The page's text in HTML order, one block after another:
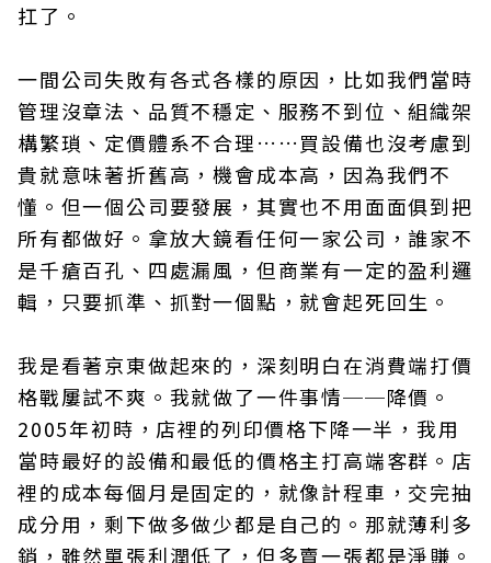
扛了。
一間公司失敗有各式各樣的原因，比如我們當時
管理沒章法、品質不穩定、服務不到位、組織架
構繁瑣、定價體系不合理……買設備也沒考慮到
貴就意味著折舊高，機會成本高，因為我們不
懂。但一個公司要發展，其實也不用面面俱到把
所有都做好。拿放大鏡看任何一家公司，誰家不
是千瘡百孔、四處漏風，但商業有一定的盈利邏
輯，只要抓準、抓對一個點，就會起死回生。
我是看著京東做起來的，深刻明白在消費端打價
格戰屢試不爽。我就做了一件事情──降價。
2005年初時，店裡的列印價格下降一半，我用
當時最好的設備和最低的價格主打高端客群。店
裡的成本每個月是固定的，就像計程車，交完抽
成分用，剩下做多做少都是自己的。那就薄利多
銷，雖然單張利潤低了，但多賣一張都是淨賺。